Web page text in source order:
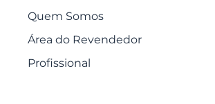
Quem Somos
Área do Revendedor
Profissional